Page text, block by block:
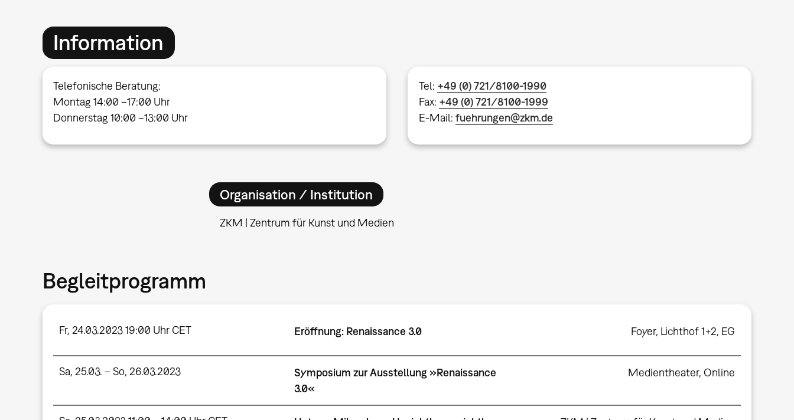
Information
Telefonische Beratung:
Montag 14:00 –17:00 Uhr
Donnerstag 10:00 –13:00 Uhr
Tel: +49 (0) 721/8100-1990
Fax: +49 (0) 721/8100-1999
E-Mail: fuehrungen@zkm.de
Organisation / Institution
ZKM | Zentrum für Kunst und Medien
Begleitprogramm
Fr, 24.03.2023 19:00 Uhr CET Eröffnung: Renaissance 3.0 Foyer, Lichthof 1+2, EG
Sa, 25.03. – So, 26.03.2023
Symposium zur Ausstellung »Renaissance
3.0«
Medientheater,Online